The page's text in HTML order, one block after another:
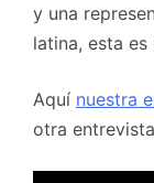
y una
latina, esta
Aquí nuestra
otra